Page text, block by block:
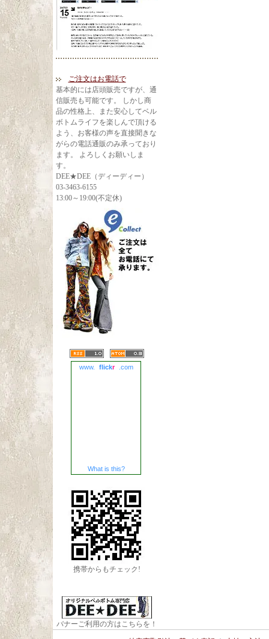
ご注文はお電話で
基本的には店頭販売ですが、通
信販売も可能です。 しかし商
品の性格上、また安心してベル
ボトムライフを楽しんで頂ける
よう、お客様の声を直接聞きな
がらの電話通販のみ承っており
ます。 よろしくお願いしま
す。
DEE★DEE（ディーディー）
03-3463-6155
13:00～19:00(不定休)
www. flickr .com
What is this?
携帯からもチェック!
バナーご利用の方はこちらを！